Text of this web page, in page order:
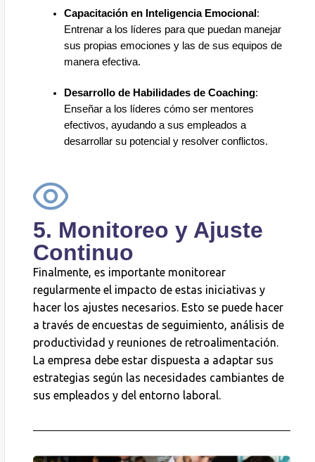
Capacitación en Inteligencia Emocional :
Entrenar a los líderes para que puedan manejar
sus propias emociones y las de sus equipos de
manera efectiva.
Desarrollo de Habilidades de Coaching:
Enseñar a los líderes cómo ser mentores
efectivos, ayudando a sus empleados a
desarrollar su potencial y resolver conflictos.
5. Monitoreo y Ajuste
Continuo
Finalmente, es importante monitorear
regularmente el impacto de estas iniciativas y
hacer los ajustes necesarios. Esto se puede hacer
a través de encuestas de seguimiento, análisis de
productividad y reuniones de retroalimentación.
La empresa debe estar dispuesta a adaptar sus
estrategias según las necesidades cambiantes de
sus empleados y del entorno laboral.